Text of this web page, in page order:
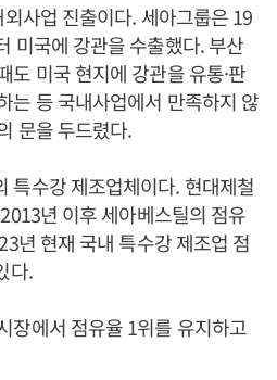
사업 진출이다. 세아그룹은 19
미국에 강관을 수출했다. 부산
도 미국 현지에 강관을 유통·판
는 등 국내사업에서 만족하지 않
문을 두드렸다.
특수강 제조업체이다. 현대제철
년 이후 세아베스틸의 점유
년 현재 국내 특수강 제조업 점
다.
장에서 점유율 1위를 유지하고